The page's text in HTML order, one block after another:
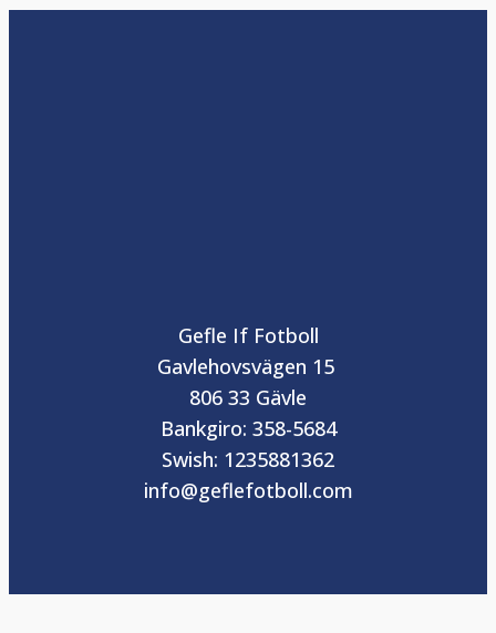
Gefle If Fotboll
Gavlehovsvägen 15
806 33 Gävle
Bankgiro: 358-5684
Swish: 1235881362
info@geflefotboll.com